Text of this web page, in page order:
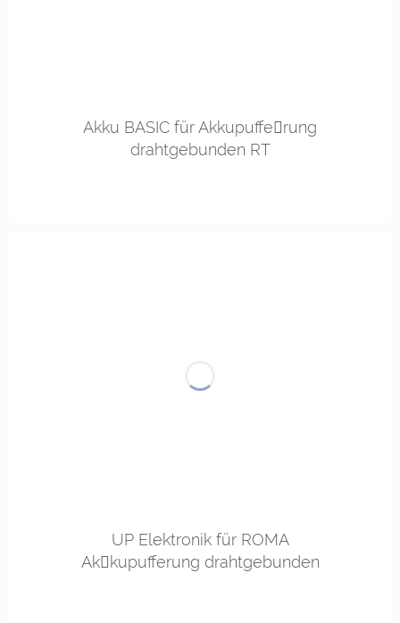
Akku BASIC für Akkupuffe￾rung
drahtgebunden RT
UP Elektronik für ROMA
Ak￾kupufferung drahtgebunden